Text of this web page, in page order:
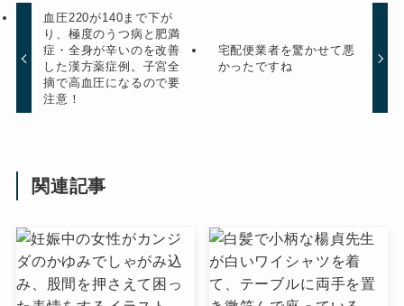
血圧220が140まで下が
り、極度のうつ病と肥満
症・全身が辛いのを改善
した漢方薬症例。子宮全
摘で高血圧になるので要
注意！
宅配便業者を驚かせて悪
かったですね
関連記事